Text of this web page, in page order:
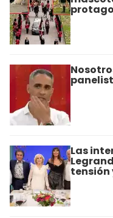
Las
tensión